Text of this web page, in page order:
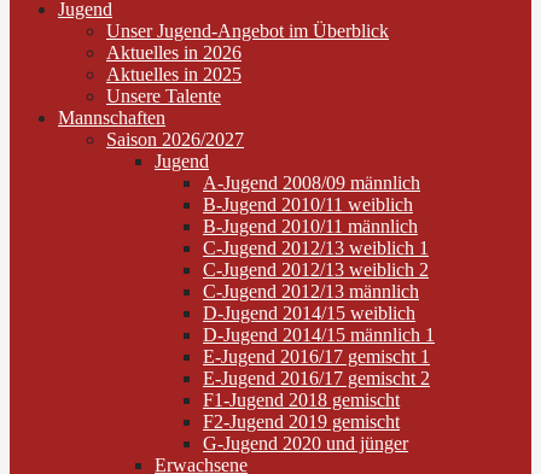
Jugend
Unser Jugend-Angebot im Überblick
Aktuelles in 2026
Aktuelles in 2025
Unsere Talente
Mannschaften
Saison 2026/2027
Jugend
A-Jugend 2008/09 männlich
B-Jugend 2010/11 weiblich
B-Jugend 2010/11 männlich
C-Jugend 2012/13 weiblich 1
C-Jugend 2012/13 weiblich 2
C-Jugend 2012/13 männlich
D-Jugend 2014/15 weiblich
D-Jugend 2014/15 männlich 1
E-Jugend 2016/17 gemischt 1
E-Jugend 2016/17 gemischt 2
F1-Jugend 2018 gemischt
F2-Jugend 2019 gemischt
G-Jugend 2020 und jünger
Erwachsene